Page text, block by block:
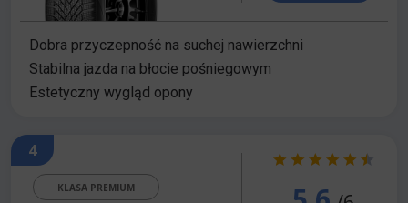
Dobra przyczepność na suchej nawierzchni
Stabilna jazda na błocie pośniegowym
Estetyczny wygląd opony
4
KLASA PREMIUM